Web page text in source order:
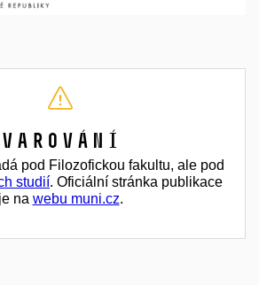
Varování
pod Filozofickou fakultu, ale pod
studií. Oficiální stránka publikace
je na webu muni.cz.